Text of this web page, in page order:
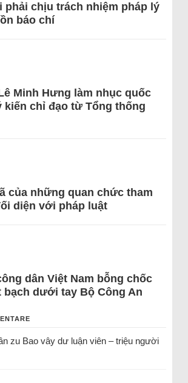
phải chịu trách nhiệm pháp lý
báo chí
Minh Hưng làm nhục quốc
kiến chỉ đạo từ Tổng thống
của những quan chức tham
diện với pháp luật
dân Việt Nam bỗng chốc
bạch dưới tay Bộ Công An
zu Bao vây dư luận viên – triệu người